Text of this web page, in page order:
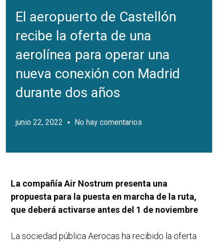
El aeropuerto de Castellón
recibe la oferta de una
aerolínea para operar una
nueva conexión con Madrid
durante dos años
junio 22, 2022 No hay comentarios
La compañía Air Nostrum presenta una
propuesta para la puesta en marcha de la ruta,
que deberá activarse antes del 1 de noviembre
La sociedad pública Aerocas ha recibido la oferta